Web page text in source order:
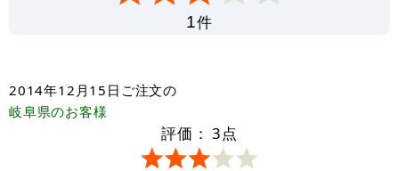
1件
2014年12月15日 ご注文の
岐阜県のお客様
評価： 3点